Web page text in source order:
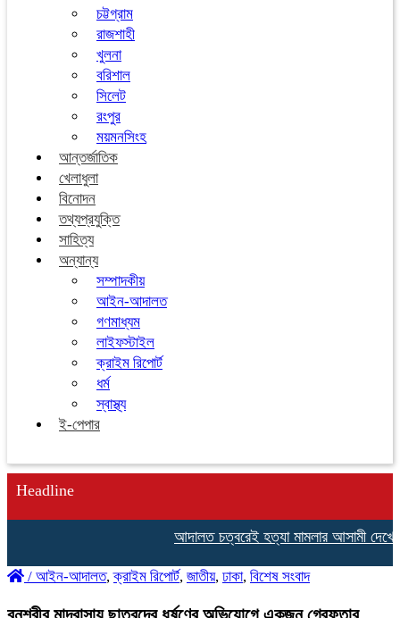
চট্টগ্রাম
রাজশাহী
খুলনা
বরিশাল
সিলেট
রংপুর
ময়মনসিংহ
আন্তর্জাতিক
খেলাধুলা
বিনোদন
তথ্যপ্রযুক্তি
সাহিত্য
অন্যান্য
সম্পাদকীয়
আইন-আদালত
গণমাধ্যম
লাইফস্টাইল
ক্রাইম রিপোর্ট
ধর্ম
স্বাস্থ্য
ই-পেপার
Headline
আদালত চত্বরেই হত্যা মামলার আসামী দেখে
/ আইন-আদালত,ক্রাইম রিপোর্ট, জাতীয়, ঢাকা, বিশেষ সংবাদ